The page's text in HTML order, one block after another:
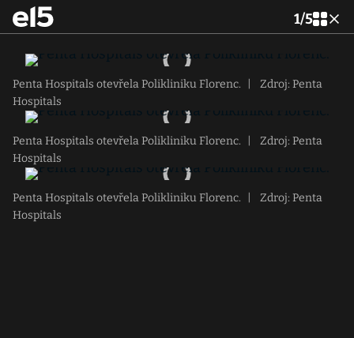
1/5
Penta Hospitals otevřela Polikliniku Florenc.
Zdroj: Penta
Hospitals
Penta Hospitals otevřela Polikliniku Florenc.
Zdroj: Penta
Hospitals
Penta Hospitals otevřela Polikliniku Florenc.
Zdroj: Penta
Hospitals